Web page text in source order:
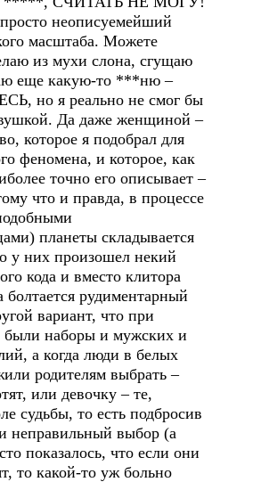
неописуемейший
масштаба. Можете
из мухи слона, сгущаю
еще какую-то ***ню –
но я реально не смог бы
Да даже женщиной –
которое я подобрал для
феномена, и которое, как
точно его описывает –
что и правда, в процессе
планеты складывается
у них произошел некий
кода и вместо клитора
болтается рудиментарный
вариант, что при
наборы и мужских и
а когда люди в белых
родителям выбрать –
или девочку – те,
судьбы, то есть подбросив
неправильный выбор (а
показалось, что если они
то какой-то уж больно